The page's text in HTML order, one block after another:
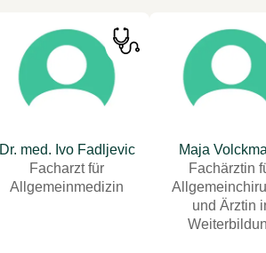
Dr. med. Ivo Fadljevic
Facharzt für
Allgemeinmedizin
Maja
Fachärztin
und Ärztin